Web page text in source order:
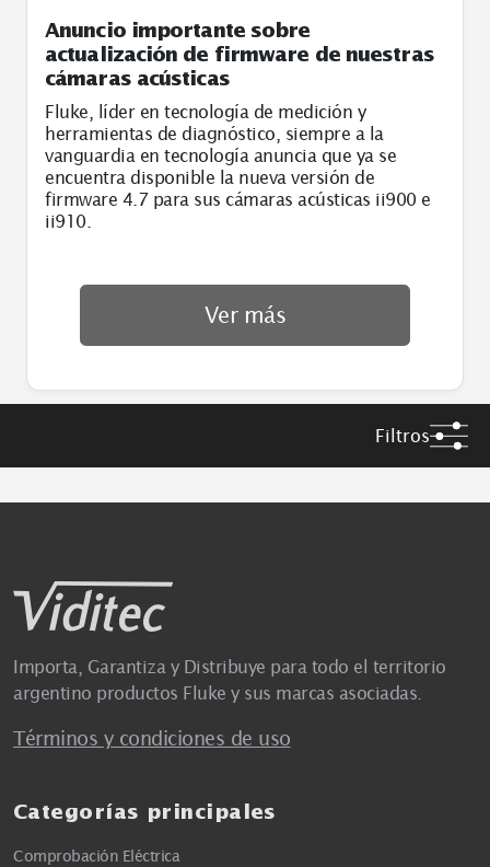
Anuncio importante sobre
actualización de firmware de nuestras
cámaras acústicas
Fluke, líder en tecnología de medición y
herramientas de diagnóstico, siempre a la
vanguardia en tecnología anuncia que ya se
encuentra disponible la nueva versión de
firmware 4.7 para sus cámaras acústicas ii900 e
ii910.
Ver más
Filtros
Importa, Garantiza y Distribuye para todo el territorio
argentino productos Fluke y sus marcas asociadas.
Términos y condiciones de uso
Categorías principales
Comprobación Eléctrica